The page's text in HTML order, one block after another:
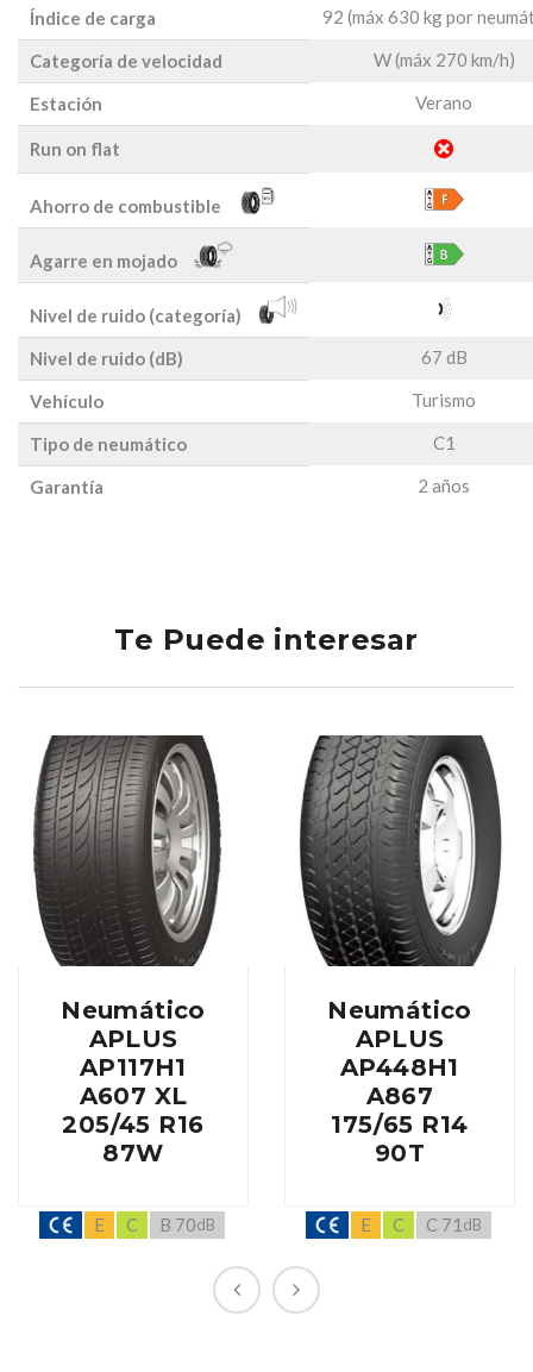
Índice de carga 92 (máx 630 kg por
Categoría de velocidad W (máx 270 km/h)
Estación Verano
Run on flat
Ahorro de combustible
Agarre en mojado
Nivel de ruido (categoría)
Nivel de ruido (dB)
67 dB
Vehículo Turismo
Tipo de neumático C1
Garantía 2 años
Te Puede interesar
Neumático
APLUS
AP117H1
A607 XL
205/45 R16
87W
E C B 70dB
Neumático
APLUS
AP448H1
A867
175/65 R14
90T
E C C 71 dB